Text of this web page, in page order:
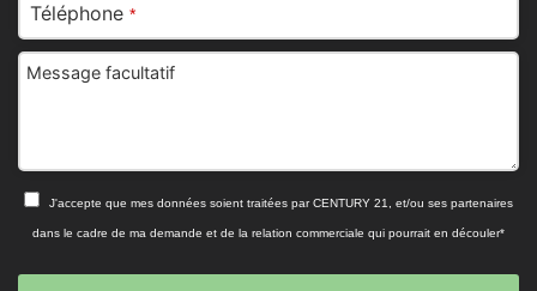
Téléphone *
Message facultatif
J'accepte que mes données soient traitées par CENTURY 21, et/ou ses partenaires
dans le cadre de ma demande et de la relation commerciale qui pourrait en découler*